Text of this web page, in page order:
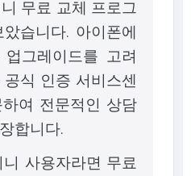
무료 교체 프로그
습니다. 아이폰에
그레이드를 고려
식 인증 서비스센
여 전문적인 상담
합니다.
사용자라면 무료